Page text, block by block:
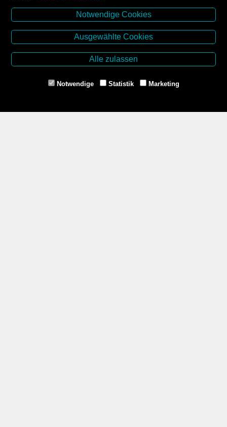
Kontakt
Buchhandlung Kirchner-Krämer
Dr.-Karl-Renner-Platz 2
2000 Stockerau
Mail: buchhandlung@aon.at
Notwendige Cookies
Ausgewählte Cookies
Alle zulassen
Notwendige Statistik Marketing